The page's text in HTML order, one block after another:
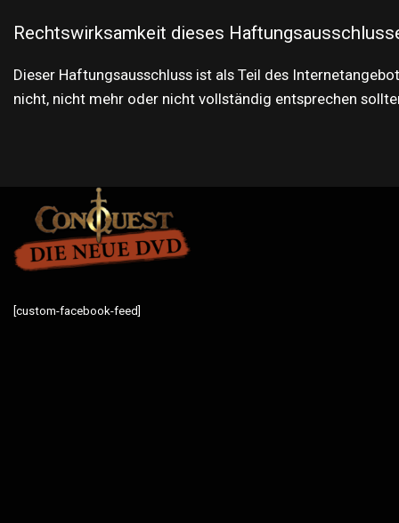
Rechtswirksamkeit dieses
Dieser Haftungsausschluss ist als Teil des
nicht, nicht mehr oder nicht vollständig entsprechen
[custom-facebook-feed]